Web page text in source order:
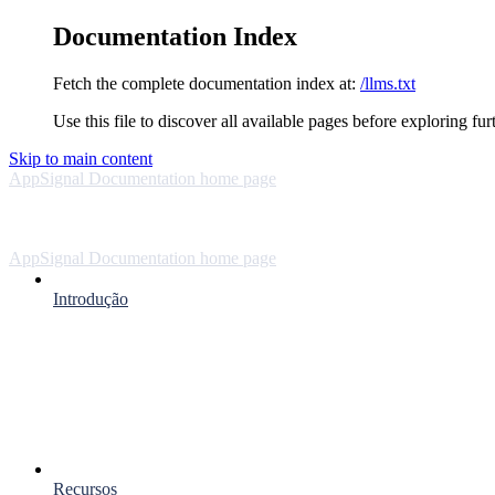
Documentation Index
Fetch the complete documentation index at: /llms.txt
Use this file to discover all available pages before exploring
Skip to main content
AppSignal Documentation home page
AppSignal Documentation home page
Introdução
Recursos